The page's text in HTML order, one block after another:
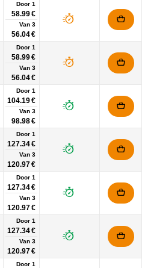
Door 1
58.99 €
Van 3
56.04 €
Door 1
58.99 €
Van 3
56.04 €
Door 1
104.19 €
Van 3
98.98 €
Door 1
127.34 €
Van 3
120.97 €
Door 1
127.34 €
Van 3
120.97 €
Door 1
127.34 €
Van 3
120.97 €
Door 1